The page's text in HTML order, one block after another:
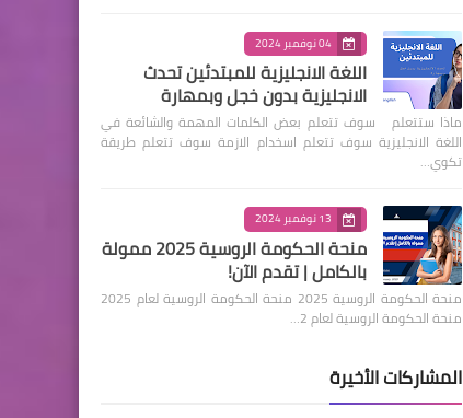
04 نوفمبر 2024
اللغة الانجليزية للمبتدئين تحدث
الانجليزية بدون خجل وبمهارة
ماذا ستتعلم سوف تتعلم بعض الكلمات المهمة والشائعة في
اللغة الانجليزية سوف تتعلم اسخدام الازمة سوف تتعلم طريقة
تكوي…
13 نوفمبر 2024
منحة الحكومة الروسية 2025 ممولة
بالكامل | تقدم الآن!
منحة الحكومة الروسية 2025 منحة الحكومة الروسية لعام 2025
منحة الحكومة الروسية لعام 2…
المشاركات الأخيرة